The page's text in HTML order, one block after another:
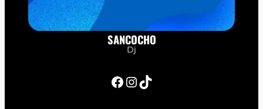
SANCOCHO
Dj
Facebook InstagramTikTok